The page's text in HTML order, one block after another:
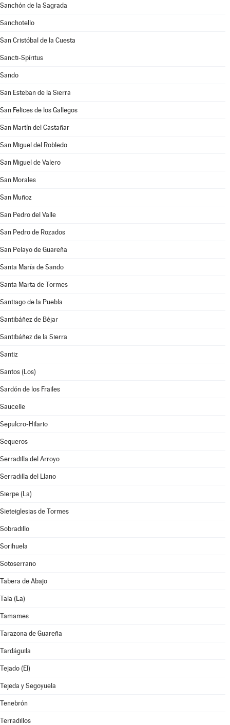
Sanchón de la Sagrada
Sanchotello
San Cristóbal de la Cuesta
Sancti-Spíritus
Sando
San Esteban de la Sierra
San Felices de los Gallegos
San Martín del Castañar
San Miguel del Robledo
San Miguel de Valero
San Morales
San Muñoz
San Pedro del Valle
San Pedro de Rozados
San Pelayo de Guareña
Santa María de Sando
Santa Marta de Tormes
Santiago de la Puebla
Santibáñez de Béjar
Santibáñez de la Sierra
Santiz
Santos (Los)
Sardón de los Frailes
Saucelle
Sepulcro-Hilario
Sequeros
Serradilla del Arroyo
Serradilla del Llano
Sierpe (La)
Sieteiglesias de Tormes
Sobradillo
Sorihuela
Sotoserrano
Tabera de Abajo
Tala (La)
Tamames
Tarazona de Guareña
Tardáguila
Tejado (El)
Tejeda y Segoyuela
Tenebrón
Terradillos